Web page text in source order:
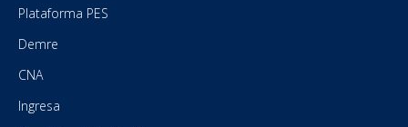
Plataforma PES
Demre
CNA
Ingresa